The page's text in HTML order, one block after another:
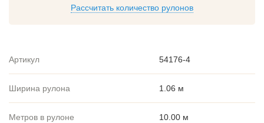
Рассчитать количество рулонов
Артикул 54176-4
Ширина рулона 1.06 м
Метров в рулоне 10.00 м